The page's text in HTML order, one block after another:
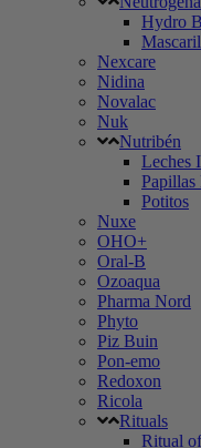
Hydro
Nexcare
Nidina
Novalac
Nuk
Nutribén
Leches
Papillas
Potitos
Nuxe
OHO+
Oral-B
Ozoaqua
Pharma Nord
Phyto
Piz Buin
Pon-emo
Redoxon
Ricola
Rituals
Ritual